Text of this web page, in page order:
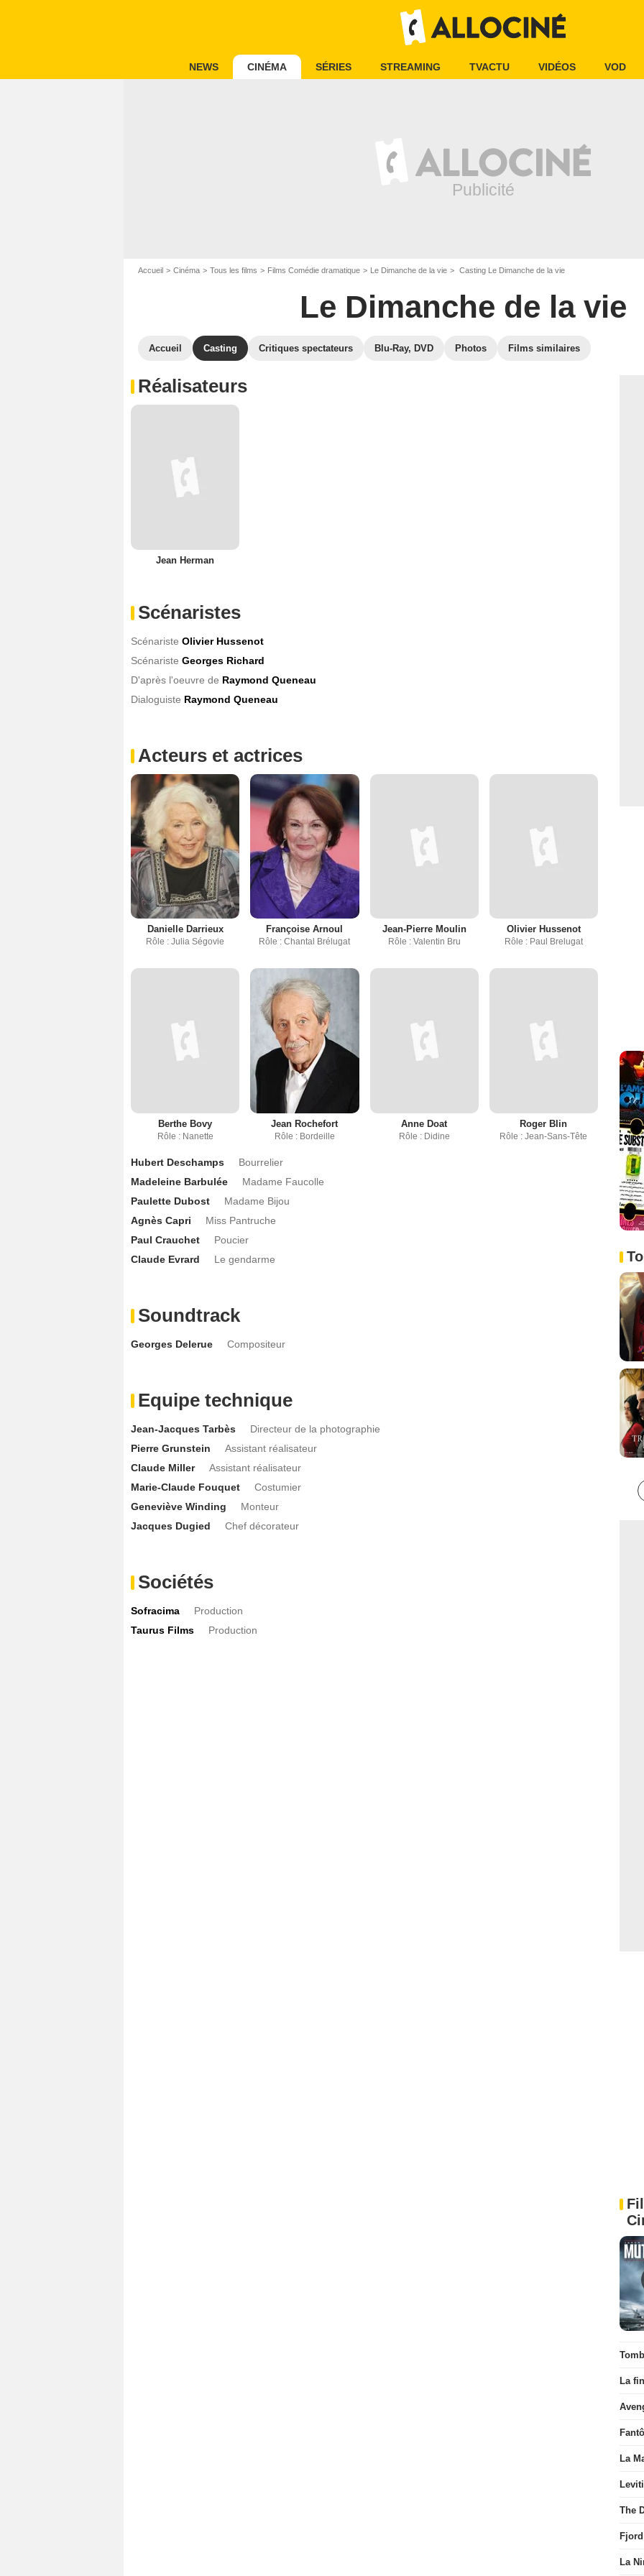
NEWS CINÉMA SÉRIES STREAMING TVACTU VIDÉOS VOD
Accueil Cinéma Tous les films Films Comédie dramatique Le Dimanche de la vie Casting Le Dimanche de la vie
Le Dimanche de la vie
Accueil Casting Critiques spectateurs Blu-Ray, DVD Photos Films similaires
Réalisateurs
Jean Herman
Scénaristes
Scénariste Olivier Hussenot
Scénariste Georges Richard
D'après l'oeuvre de Raymond Queneau
Dialoguiste Raymond Queneau
Acteurs et actrices
Danielle Darrieux
Rôle : Julia Ségovie
Françoise Arnoul
Rôle : Chantal Brélugat
Jean-Pierre Moulin
Rôle : Valentin Bru
Olivier Hussenot
Rôle : Paul Brelugat
Berthe Bovy
Rôle : Nanette
Jean Rochefort
Rôle : Bordeille
Anne Doat
Rôle : Didine
Roger Blin
Rôle : Jean-Sans-Tête
Hubert Deschamps
Bourrelier
Madeleine Barbulée
Madame Faucolle
Paulette Dubost
Madame Bijou
Agnès Capri
Miss Pantruche
Paul Crauchet
Poucier
Claude Evrard
Le gendarme
Soundtrack
Georges Delerue Compositeur
Equipe technique
Jean-Jacques Tarbès
Directeur de la photographie
Pierre Grunstein
Assistant réalisateur
Claude Miller
Assistant réalisateur
Marie-Claude Fouquet
Costumier
Geneviève Winding
Monteur
Jacques Dugied
Chef décorateur
Sociétés
Sofracima
Production
Taurus Films
Production
La
La
The
Fjord
La